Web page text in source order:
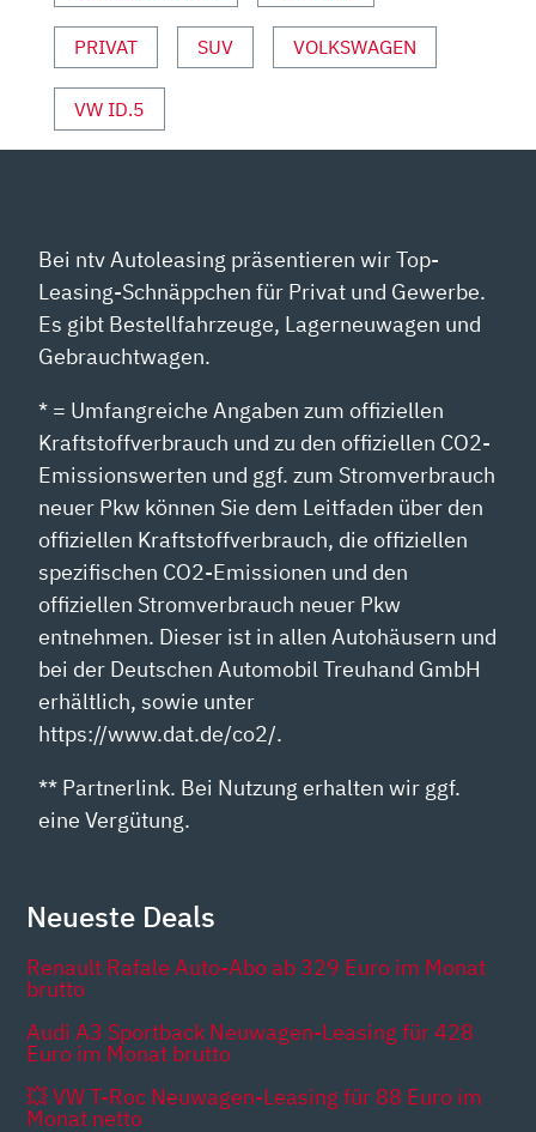
YOUTUBE
ANZEIGEN
PRIVAT SUV VOLKSWAGEN
VW ID.5
Bei ntv Autoleasing präsentieren wir Top-
Leasing-Schnäppchen für Privat und Gewerbe.
Es gibt Bestellfahrzeuge, Lagerneuwagen und
Gebrauchtwagen.
* = Umfangreiche Angaben zum offiziellen
Kraftstoffverbrauch und zu den offiziellen CO2-
Emissionswerten und ggf. zum Stromverbrauch
neuer Pkw können Sie dem Leitfaden über den
offiziellen Kraftstoffverbrauch, die offiziellen
spezifischen CO2-Emissionen und den
offiziellen Stromverbrauch neuer Pkw
entnehmen. Dieser ist in allen Autohäusern und
bei der Deutschen Automobil Treuhand GmbH
erhältlich, sowie unter
https://www.dat.de/co2/.
** Partnerlink. Bei Nutzung erhalten wir ggf.
eine Vergütung.
Neueste Deals
Renault Rafale Auto-Abo ab 329 Euro im Monat
brutto
Audi A3 Sportback Neuwagen-Leasing für 428
Euro im Monat brutto
💥 VW T-Roc Neuwagen-Leasing für 88 Euro im
Monat netto